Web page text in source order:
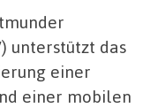
unterstützt das
einer
einer mobilen